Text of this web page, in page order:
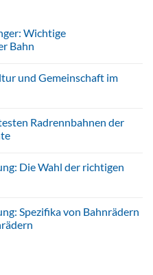
Wichtige
Bahn
und Gemeinschaft im
Radrennbahnen der
Die Wahl der richtigen
Spezifika von Bahnrädern